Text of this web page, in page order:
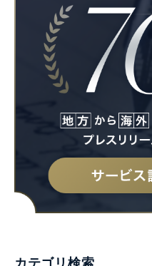
カテゴリ検索